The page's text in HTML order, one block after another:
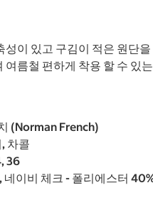
성이 있고 구김이 적은 원단
여름철 편하게 착용 할 수 있
(Norman French)
차콜
36
네이비 체크 - 폴리에스터